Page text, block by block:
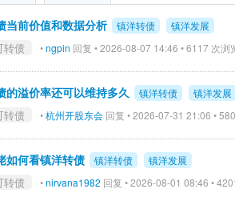
当前价值和数据分析 镇洋转债 镇洋发展
转债 •ngpin 回复 • 2026-08-07 14:46 • 6117 次浏
的溢价率还可以维持多久 镇洋转债 镇洋发展
转债 •杭州开股东会 回复 • 2026-07-31 21:06 •
如何看镇洋转债 镇洋转债 镇洋发展
转债 •nirvana1982 回复 • 2026-08-01 08:46 •